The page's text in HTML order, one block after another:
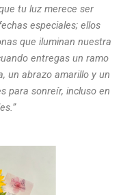
tu luz merece ser
especiales; ellos
que iluminan nuestra
entregas un ramo
un abrazo amarillo y un
para sonreír, incluso en